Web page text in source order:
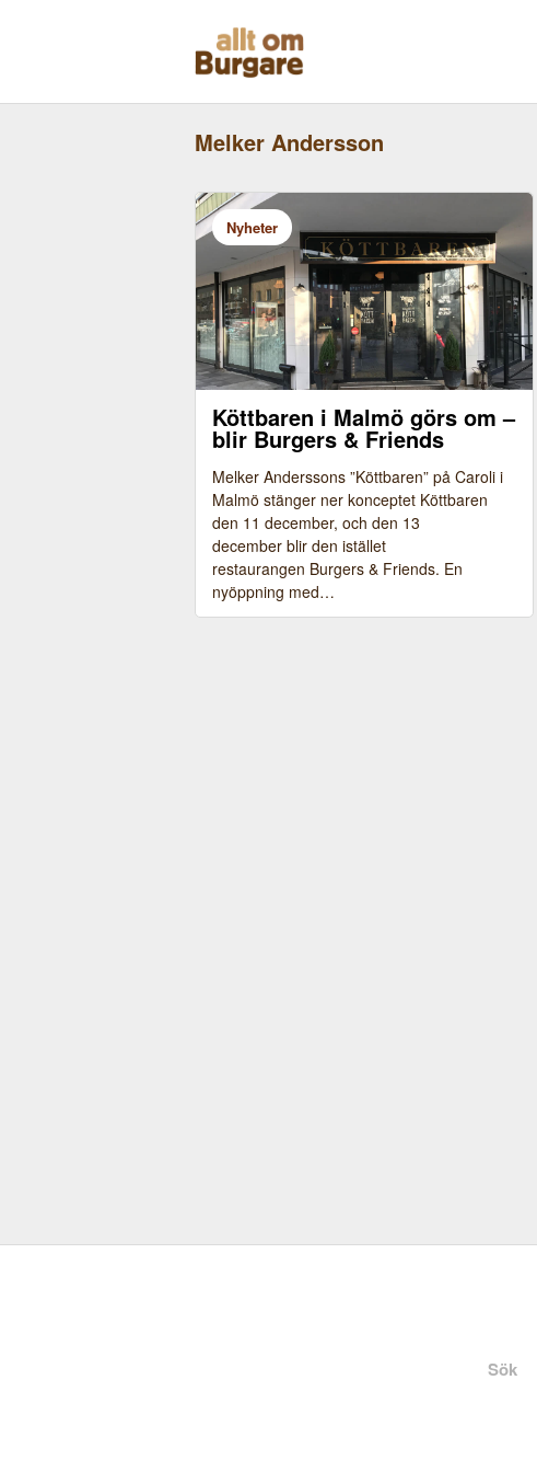
Melker Andersson
Nyheter
Bild: Pierre Orsander
Köttbaren i Malmö görs om –
blir Burgers & Friends
Melker Anderssons ”Köttbaren” på Caroli i
Malmö stänger ner konceptet Köttbaren
den 11 december, och den 13
december blir den istället
restaurangen Burgers & Friends. En
nyöppning med…
Sök